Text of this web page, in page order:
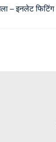
– इनलेट फिटिंग